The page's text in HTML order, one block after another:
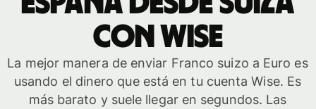
con WISE
La mejor manera de enviar Franco suizo a Euro es
usando el dinero que está en tu cuenta Wise. Es
más barato y suele llegar en segundos. Las